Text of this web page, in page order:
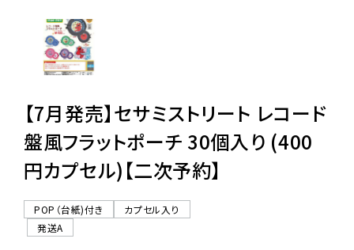
06-6282-7659
【7月発売】セサミストリート レコード
盤風フラットポーチ 30個入り (400
円カプセル)【二次予約】
POP（台紙)付き
カプセル入り
発送A